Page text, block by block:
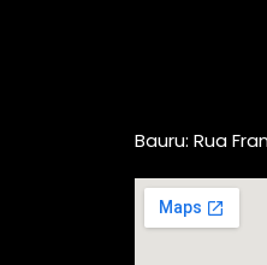
Bauru: Rua